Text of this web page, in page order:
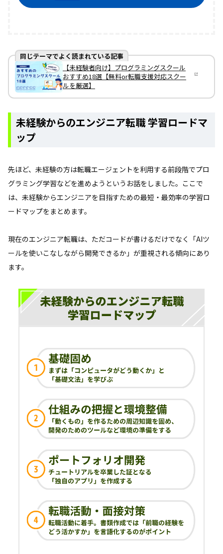
同じテーマでよく読まれている記事
【未経験者向け】プログラミングスクール
おすすめ18選【無料or転職支援対応スクー
ルを厳選】
未経験からのエンジニア転職 学習ロードマ
ップ
先ほど、未経験の方は転職エージェントを利用する前段階でプロ
グラミング学習などを進めようというお話をしました。ここで
は、未経験からエンジニアを目指すための最短・最効率の学習ロ
ードマップをまとめます。
現在のエンジニア転職は、ただコードが書けるだけでなく「AIツ
ールを使いこなしながら開発できるか」が重視される傾向にあり
ます。